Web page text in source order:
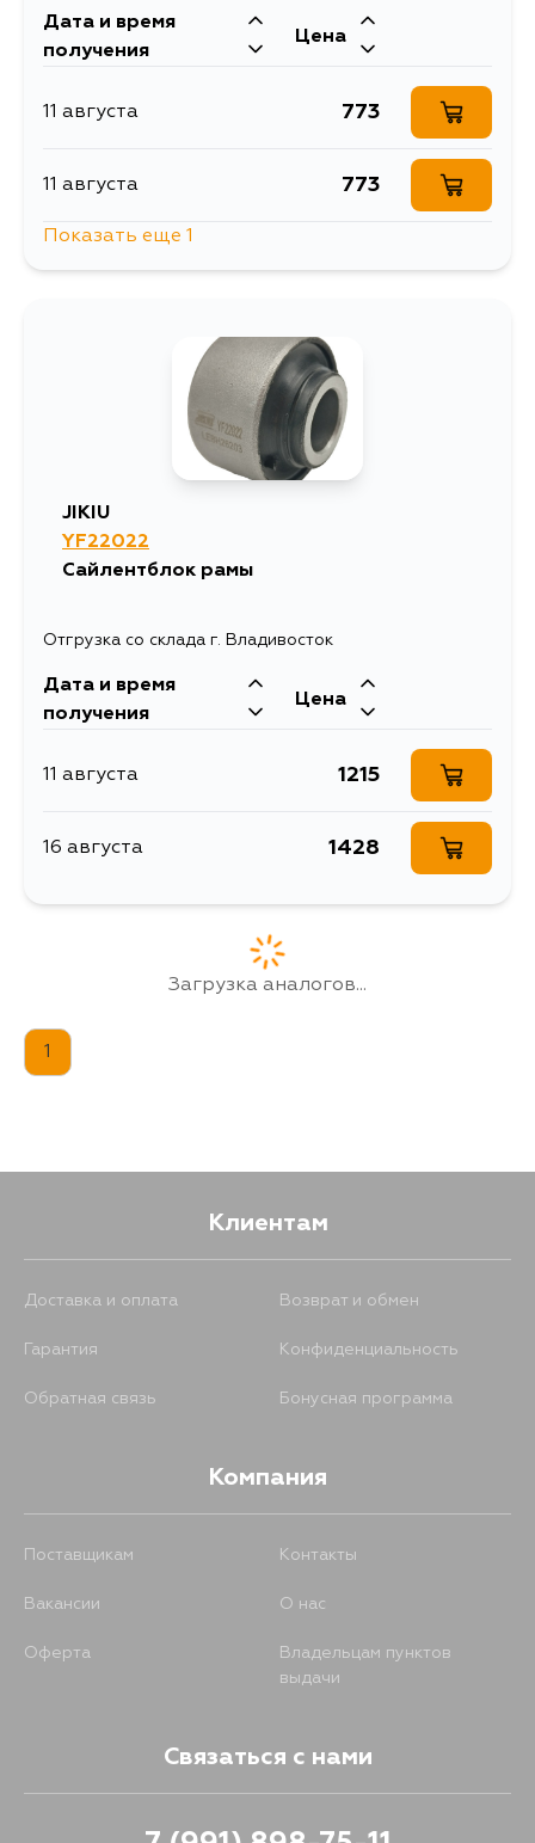
Дата и время
получения
Цена
11 августа 773
11 августа 773
Показать еще 1
JIKIU
YF22022
Сайлентблок рамы
Отгрузка со склада г. Владивосток
Дата и время
получения
Цена
11 августа 1215
16 августа 1428
Загрузка аналогов...
1
Клиентам
Доставка и оплата Возврат и обмен
Гарантия Конфиденциальность
Обратная связь Бонусная программа
Компания
Поставщикам Контакты
Вакансии О нас
Оферта
Владельцам пунктов
выдачи
Связаться с нами